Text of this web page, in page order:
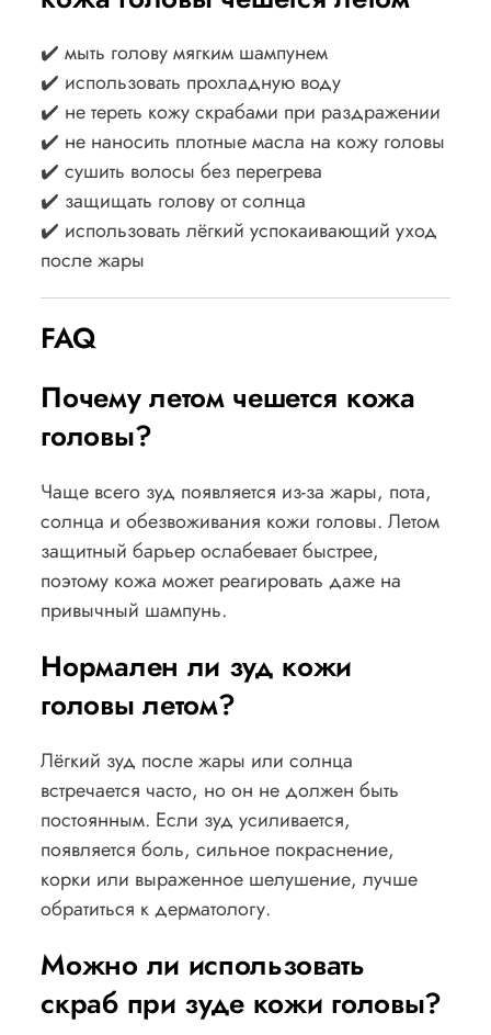
✔️ мыть голову мягким шампунем
✔️ использовать прохладную воду
✔️ не тереть кожу скрабами при раздражении
✔️ не наносить плотные масла на кожу головы
✔️ сушить волосы без перегрева
✔️ защищать голову от солнца
✔️ использовать лёгкий успокаивающий уход
после жары
FAQ
Почему летом чешется кожа
головы?
Чаще всего зуд появляется из-за жары, пота,
солнца и обезвоживания кожи головы. Летом
защитный барьер ослабевает быстрее,
поэтому кожа может реагировать даже на
привычный шампунь.
Нормален ли зуд кожи
головы летом?
Лёгкий зуд после жары или солнца
встречается часто, но он не должен быть
постоянным. Если зуд усиливается,
появляется боль, сильное покраснение,
корки или выраженное шелушение, лучше
обратиться к дерматологу.
Можно ли использовать
скраб при зуде кожи головы?